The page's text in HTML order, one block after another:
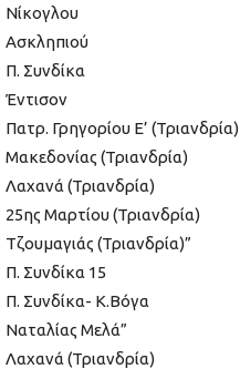
Νίκογλου
Ασκληπιού
Π. Συνδίκα
Έντισον
Πατρ. Γρηγορίου Ε’ (Τριανδρία)
Μακεδονίας (Τριανδρία)
Λαχανά (Τριανδρία)
25ης Μαρτίου (Τριανδρία)
Τζουμαγιάς (Τριανδρία)”
Π. Συνδίκα 15
Π. Συνδίκα- Κ.Βόγα
Ναταλίας Μελά”
Λαχανά (Τριανδρία)